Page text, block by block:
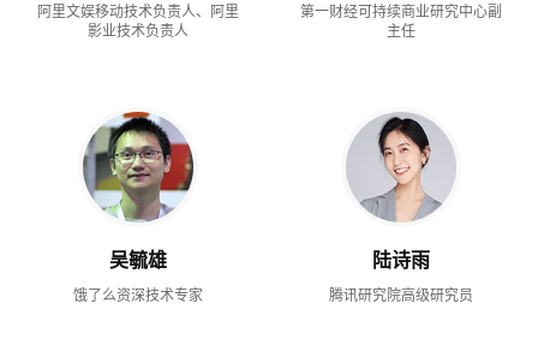
阿里文娱移动技术负责人、阿里
影业技术负责人
第一财经可持续商业研究中心副
主任
吴毓雄
饿了么资深技术专家
陆诗雨
腾讯研究院高级研究员